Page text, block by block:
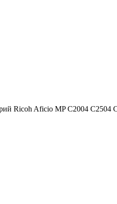
Ricoh Aficio MP C2004 С2504